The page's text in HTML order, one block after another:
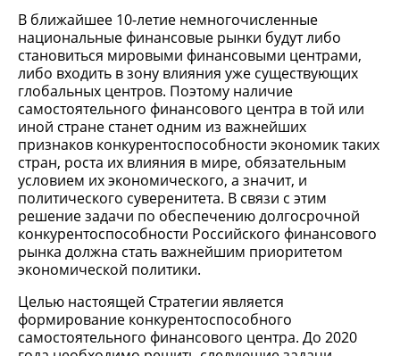
В ближайшее 10-летие немногочисленные
национальные финансовые рынки будут либо
становиться мировыми финансовыми центрами,
либо входить в зону влияния уже существующих
глобальных центров. Поэтому наличие
самостоятельного финансового центра в той или
иной стране станет одним из важнейших
признаков конкурентоспособности экономик таких
стран, роста их влияния в мире, обязательным
условием их экономического, а значит, и
политического суверенитета. В связи с этим
решение задачи по обеспечению долгосрочной
конкурентоспособности Российского финансового
рынка должна стать важнейшим приоритетом
экономической политики.
Целью настоящей Стратегии является
формирование конкурентоспособного
самостоятельного финансового центра. До 2020